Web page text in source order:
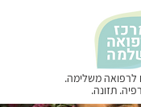
לרפואה משלימה.
תזונה.